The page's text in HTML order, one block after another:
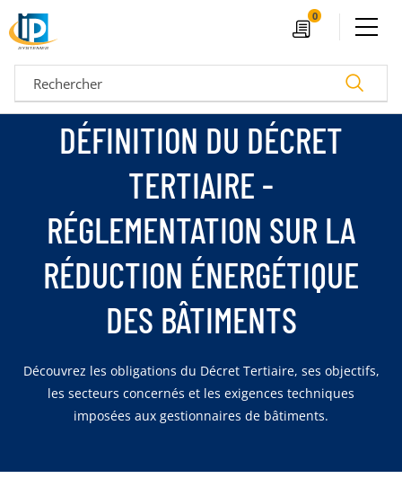
0
Devis
04 72 14 18 00 Nos configurateurs
Ouvrir le menu
DÉFINITION DU DÉCRET
TERTIAIRE -
RÉGLEMENTATION SUR LA
RÉDUCTION ÉNERGÉTIQUE
DES BÂTIMENTS
Découvrez les obligations du Décret Tertiaire, ses objectifs,
les secteurs concernés et les exigences techniques
imposées aux gestionnaires de bâtiments.